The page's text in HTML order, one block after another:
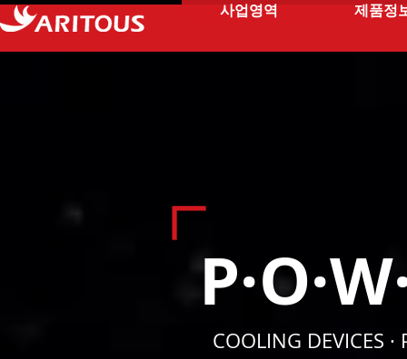
사업영역 제품정
COOLING DEVICES